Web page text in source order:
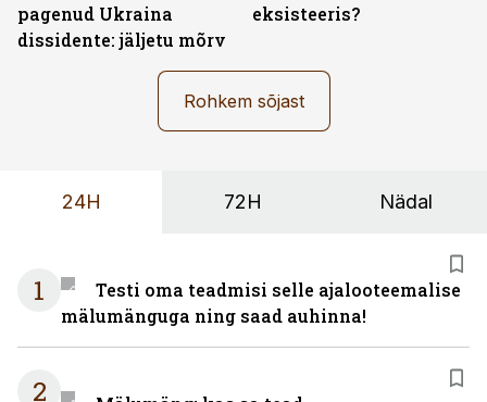
pagenud Ukraina
dissidente: jäljetu mõrv
eksisteeris?
Rohkem sõjast
24H 72H Nädal
1
Testi oma teadmisi selle ajalooteemalise
mälumänguga ning saad auhinna!
2